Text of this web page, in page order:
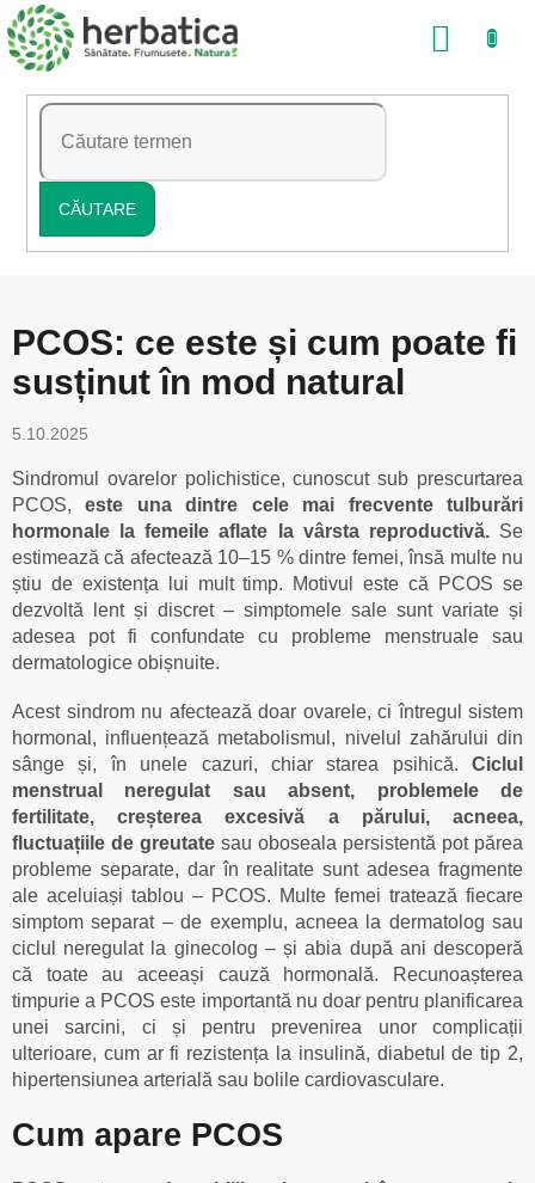
Treci
la
conținut
CĂUTARE
COŞ
PCOS: ce este și cum poate fi
susținut în mod natural
5.10.2025
Sindromul ovarelor polichistice, cunoscut sub prescurtarea
PCOS,este una dintre cele mai frecvente tulburări
hormonale la femeile aflate la vârsta reproductivă.Se
estimează că afectează 10–15 % dintre femei, însă multe nu
știu de existența lui mult timp. Motivul este că PCOS se
dezvoltă lent și discret – simptomele sale sunt variate și
adesea pot fi confundate cu probleme menstruale sau
dermatologice obișnuite.
Acest sindrom nu afectează doar ovarele, ci întregul sistem
hormonal, influențează metabolismul, nivelul zahărului din
sânge și, în unele cazuri, chiar starea psihică. Ciclul
menstrual neregulat sau absent, problemele de
fertilitate, creșterea excesivă a părului, acneea,
fluctuațiile de greutate sau oboseala persistentă pot părea
probleme separate, dar în realitate sunt adesea fragmente
ale aceluiași tablou – PCOS. Multe femei tratează fiecare
simptom separat – de exemplu, acneea la dermatolog sau
ciclul neregulat la ginecolog – și abia după ani descoperă
că toate au aceeași cauză hormonală. Recunoașterea
timpurie a PCOS este importantă nu doar pentru planificarea
unei sarcini, ci și pentru prevenirea unor complicații
ulterioare, cum ar fi rezistența la insulină, diabetul de tip 2,
hipertensiunea arterială sau bolile cardiovasculare.
Cum apare PCOS